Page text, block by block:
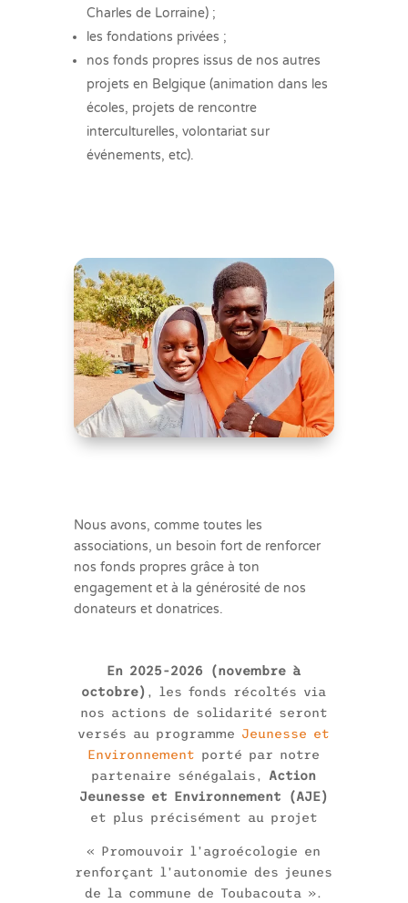
Charles de Lorraine) ;
les fondations privées ;
nos fonds propres issus de nos autres
projets en Belgique (animation dans les
écoles, projets de rencontre
interculturelles, volontariat sur
événements, etc).
Nous avons, comme toutes les
associations, un besoin fort de renforcer
nos fonds propres grâce à ton
engagement et à la générosité de nos
donateurs et donatrices.
En 2025-2026 (novembre à
octobre) , les fonds récoltés via
nos actions de solidarité seront
versés au programme Jeunesse et
Environnement porté par notre
partenaire sénégalais, Action
Jeunesse et Environnement (AJE)
et plus précisément au projet
« Promouvoir l’agroécologie en
renforçant l’autonomie des jeunes
de la commune de Toubacouta ».